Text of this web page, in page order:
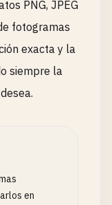
PNG, JPEG
fotogramas
exacta y la
siempre la
en